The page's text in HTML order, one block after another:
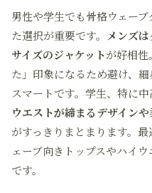
男性や学生でも骨格ウェー
た選択が重要です。
メンズ
サイズのジャケットが好相
た」印象になるため避け、
スマートです。学生、特に
ウエストが締まるデザイン
がすっきりまとまります。
ェーブ向きトップスやハイ
です。